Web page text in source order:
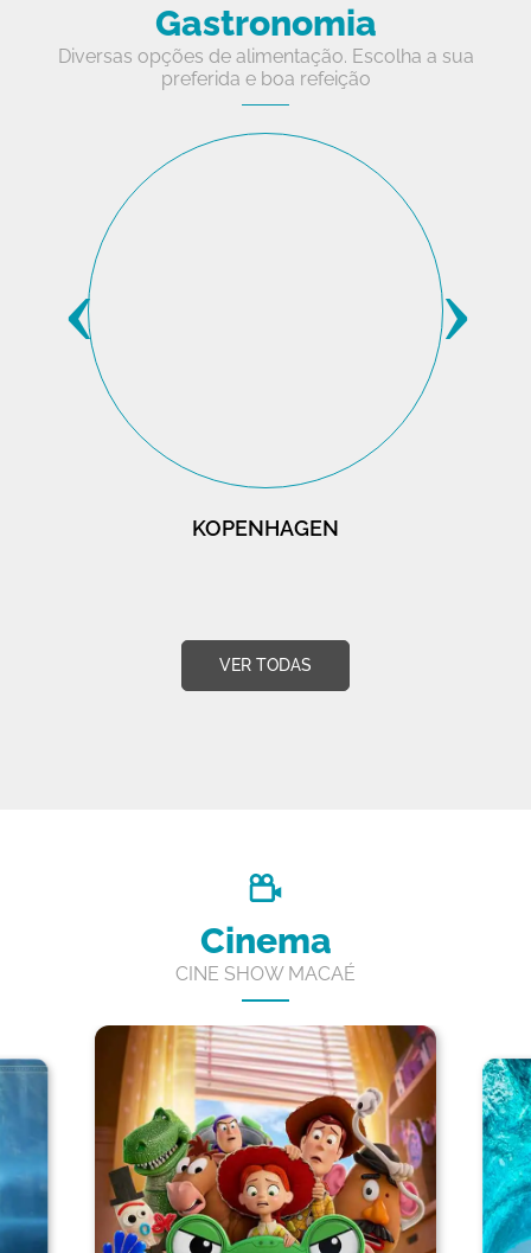
Gastronomia
Diversas opções de alimentação. Escolha a sua
preferida e boa refeição
KOPENHAGEN
‹ ›
VER TODAS
Cinema
CINE SHOW MACAÉ